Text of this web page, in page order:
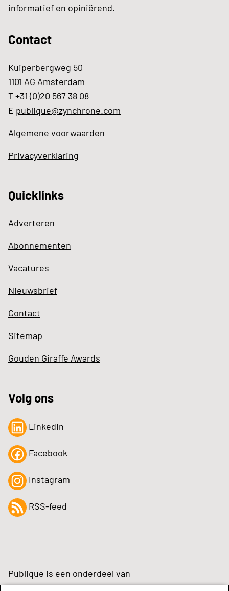
informatief en opiniërend.
Contact
Kuiperbergweg 50
1101 AG Amsterdam
T +31 (0)20 567 38 08
E publique@zynchrone.com
Algemene voorwaarden
Privacyverklaring
Quicklinks
Adverteren
Abonnementen
Vacatures
Nieuwsbrief
Contact
Sitemap
Gouden Giraffe Awards
Volg ons
LinkedIn
Facebook
Instagram
RSS-feed
Publique is een onderdeel van